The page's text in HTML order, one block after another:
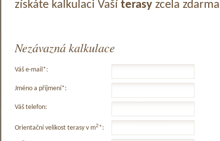
získáte kalkulaci Vaší terasyzcela
Nezávazná kalkulace
Váš e-mail*:
Jméno a příjmení*:
Váš telefon:
Orientační velikost terasy v m2*: